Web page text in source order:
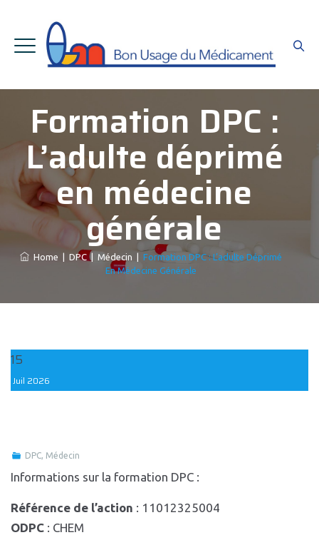
Formation DPC :
L’adulte déprimé
en médecine
générale
Home DPC| Médecin
Formation DPC : L’adulte Déprimé
En Médecine Générale
15
Juil 2026
DPC, Médecin
Informations sur la formation DPC :
Référence de l’action : 11012325004
ODPC : CHEM